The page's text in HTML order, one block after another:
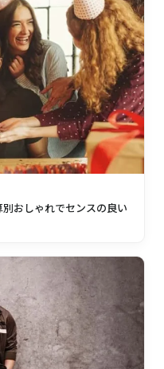
おしゃれでセンスの良い